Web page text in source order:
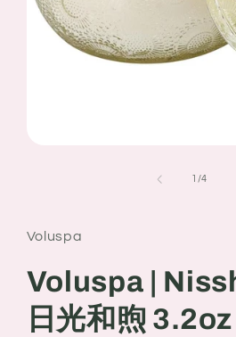
1 /of
4
Voluspa
Voluspa |
日光和煦 3.2oz